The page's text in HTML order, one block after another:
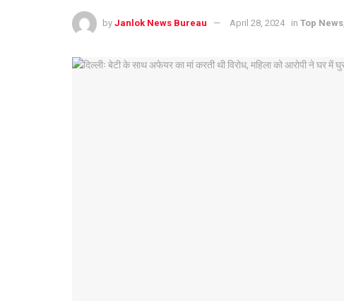
by Janlok News Bureau April 28, 2024 in Top News